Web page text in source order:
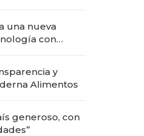
una nueva
con
y
Alimentos
generoso, con